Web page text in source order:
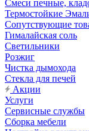
Смеси печные,
Термостойкие
Сопутствующие
Гималайская соль
Светильники
Розжиг
Чистка дымохода
Стекла для печей
Акции
Услуги
Сервисные службы
Сборка мебели